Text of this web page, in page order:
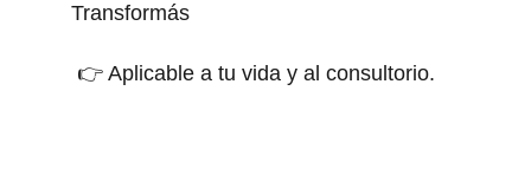
Transformás
👉 Aplicable a tu vida y al consultorio.